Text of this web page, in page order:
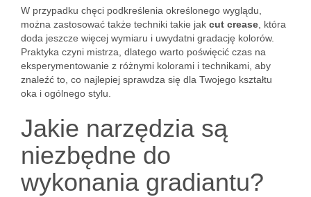
W przypadku chęci podkreślenia określonego wyglądu,
można zastosować także techniki takie jak cut crease , która
doda jeszcze więcej wymiaru i uwydatni gradację kolorów.
Praktyka czyni mistrza, dlatego warto poświęcić czas na
eksperymentowanie z różnymi kolorami i technikami, aby
znaleźć to, co najlepiej sprawdza się dla Twojego kształtu
oka i ogólnego stylu.
Jakie narzędzia są
niezbędne do
wykonania gradiantu?